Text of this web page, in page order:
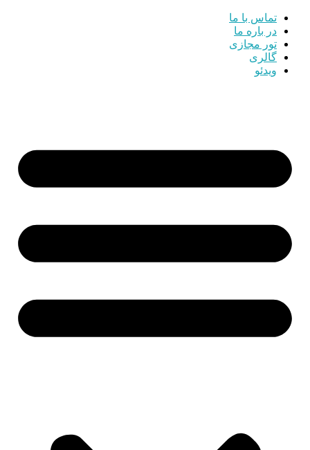
تماس با ما
در باره ما
تور مجازی
گالری
ویدئو